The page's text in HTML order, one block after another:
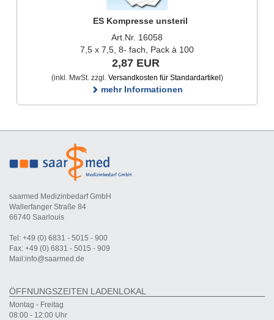
ES Kompresse unsteril
Art.Nr. 16058
7,5 x 7,5, 8- fach, Pack à 100
2,87 EUR
(inkl. MwSt. zzgl. Versandkosten für Standardartikel)
mehr Informationen
saarmed Medizinbedarf GmbH
Wallerfanger Straße 84
66740 Saarlouis
Tel: +49 (0) 6831 - 5015 - 900
Fax: +49 (0) 6831 - 5015 - 909
Mail:info@saarmed.de
ÖFFNUNGSZEITEN LADENLOKAL
Montag - Freitag
08:00 - 12:00 Uhr